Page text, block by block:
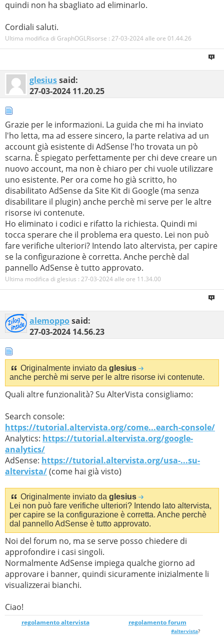
quindi non ha sbagliato ad eliminarlo.
Cordiali saluti.
Ultima modifica di GraphOGLRisorse : 27-03-2024 alle ore 01.44.26
glesiussaid:
27-03-2024 11.20.25
Grazie per le informazioni. La guida che mi ha inviato
l'ho letta, ma ad essere sincero, la parte relativa ad un
account già esistente di AdSense l'ho trovata un pò
scarna. È spiegato perfettamente per chi deve creare un
nuovo account, ma non è chiaro per chi vuole utilizzare
uno esistente. Per ora come ho già scritto, ho
disabilitato AdSense da Site Kit di Google (ma senza
disabilitare il plugin) anche perchè mi serve per le altre
risorse ivi contenute.
Ho eliminato i codici e rifatto la richiesta. Quindi mi
tocca sperare che il problema era questo. Lei non può
fare verifiche ulteriori? Intendo lato altervista, per capire
se la configurazione è corretta. Anche perchè dal
pannello AdSense è tutto approvato.
Ultima modifica di glesius : 27-03-2024 alle ore 11.34.00
alemopposaid:
27-03-2024 14.56.23
Originalmente inviato da glesius
anche perchè mi serve per le altre risorse ivi contenute.
Quali altre funzionalità? Su AlterVista consigliamo:
Search console:
https://tutorial.altervista.org/come...earch-console/
Analytics: https://tutorial.altervista.org/google-
analytics/
AdSense: https://tutorial.altervista.org/usa-...su-
altervista/(come hai già visto)
Originalmente inviato da glesius
Lei non può fare verifiche ulteriori? Intendo lato altervista,
per capire se la configurazione è corretta. Anche perchè
dal pannello AdSense è tutto approvato.
Noi del forum no, ma se serve posso chiedere di
approfondire i casi singoli.
Normalmente AdSense impiega qualche giorno ad
approvare i banner, quindi sicuramente inizialmente li
visualizzerai bianchi.
Ciao!
regolamento altervista_______________ regolamento forum
#altervista?